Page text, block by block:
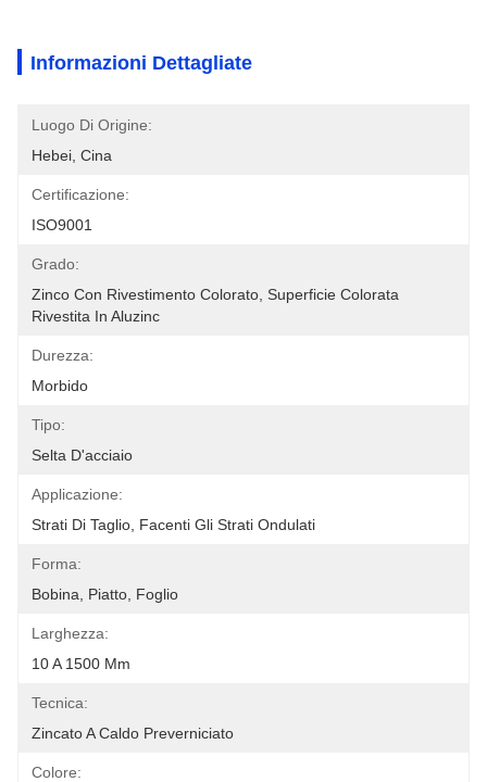
Informazioni Dettagliate
Luogo Di Origine:
Hebei, Cina
Certificazione:
ISO9001
Grado:
Zinco Con Rivestimento Colorato, Superficie Colorata
Rivestita In Aluzinc
Durezza:
Morbido
Tipo:
Selta D'acciaio
Applicazione:
Strati Di Taglio, Facenti Gli Strati Ondulati
Forma:
Bobina, Piatto, Foglio
Larghezza:
10 A 1500 Mm
Tecnica:
Zincato A Caldo Preverniciato
Colore: